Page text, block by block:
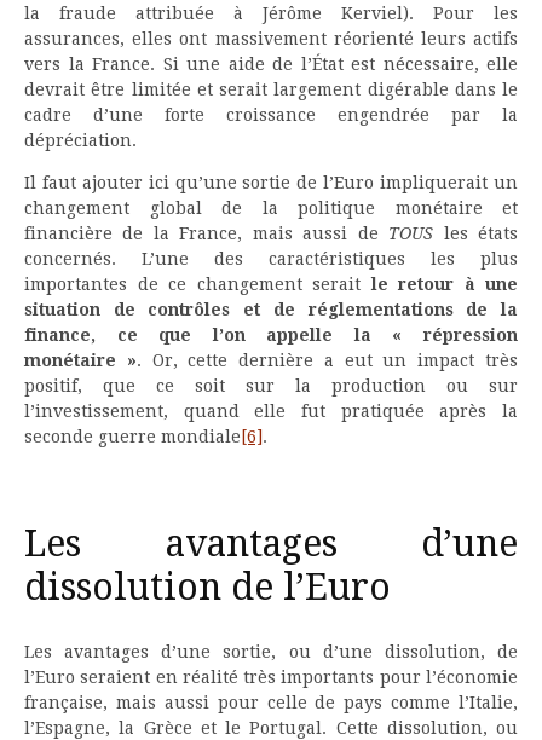
la fraude attribuée à Jérôme Kerviel). Pour les
assurances, elles ont massivement réorienté leurs actifs
vers la France. Si une aide de l’État est nécessaire, elle
devrait être limitée et serait largement digérable dans le
cadre d’une forte croissance engendrée par la
dépréciation.
Il faut ajouter ici qu’une sortie de l’Euro impliquerait un
changement global de la politique monétaire et
financière de la France, mais aussi de TOUS les états
concernés. L’une des caractéristiques les plus
importantes de ce changement seraitle retour à une
situation de contrôles et de réglementations de la
finance, ce que l’on appelle la « répression
monétaire ». Or, cette dernière a eut un impact très
positif, que ce soit sur la production ou sur
l’investissement, quand elle fut pratiquée après la
seconde guerre mondiale [6].
Les avantages d’une
dissolution de l’Euro
Les avantages d’une sortie, ou d’une dissolution, de
l’Euro seraient en réalité très importants pour l’économie
française, mais aussi pour celle de pays comme l’Italie,
l’Espagne, la Grèce et le Portugal. Cette dissolution, ou